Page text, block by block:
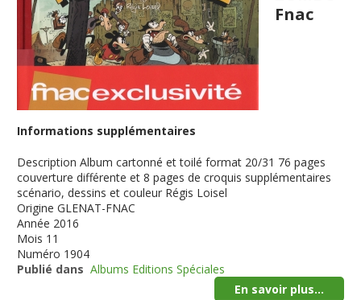
Fnac
Informations supplémentaires
Description Album cartonné et toilé format 20/31 76 pages
couverture différente et 8 pages de croquis supplémentaires
scénario, dessins et couleur Régis Loisel
Origine GLENAT-FNAC
Année 2016
Mois 11
Numéro 1904
Publié dans Albums Editions Spéciales
En savoir plus...